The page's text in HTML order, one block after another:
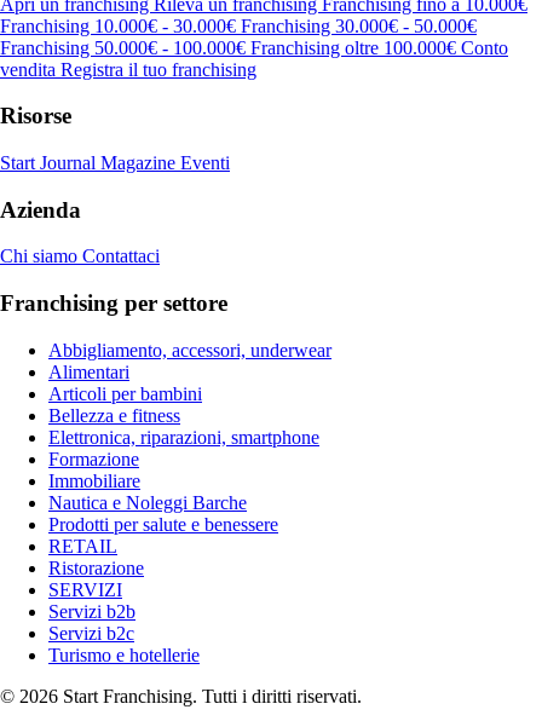
Franchising 10.000€ - 30.000€ Franchising 30.000€ - 50.000€
Franchising 50.000€ - 100.000€ Franchising oltre 100.000€ Conto
vendita Registra il tuo franchising
Risorse
Start Journal Magazine Eventi
Azienda
Chi siamo Contattaci
Franchising per settore
Abbigliamento, accessori, underwear
Alimentari
Articoli per bambini
Bellezza e fitness
Elettronica, riparazioni, smartphone
Formazione
Immobiliare
Nautica e Noleggi Barche
Prodotti per salute e benessere
RETAIL
Ristorazione
SERVIZI
Servizi b2b
Servizi b2c
Turismo e hotellerie
© 2026 Start Franchising. Tutti i diritti riservati.